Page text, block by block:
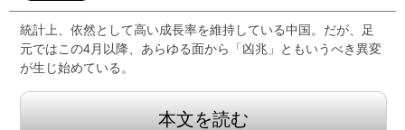
統計上、依然として高い成長率を維持している中国。だが、足
元ではこの4月以降、あらゆる面から「凶兆」ともいうべき異変
が生じ始めている。
本文を読む